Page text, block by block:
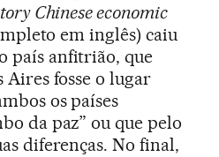
Chinese economic
em inglês) caiu
país anfitrião, que
Aires fosse o lugar
os países
da paz” ou que pelo
diferenças. No final,